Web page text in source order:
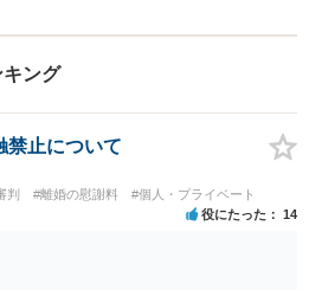
。小さなお困り事でも
せん【夜間・休日面
完全個室】【今池駅3
ング
止について
判 #離婚の慰謝料 #個人・プライベート
役にたった 14